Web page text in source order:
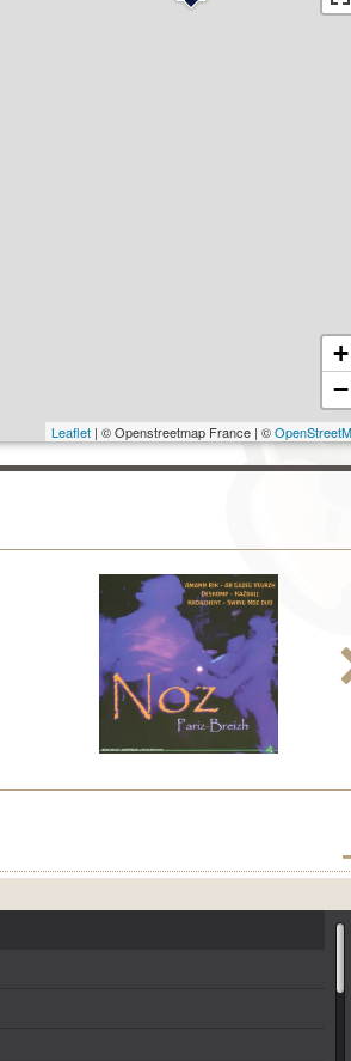
+
−
Leaflet| © Openstreetmap France | ©